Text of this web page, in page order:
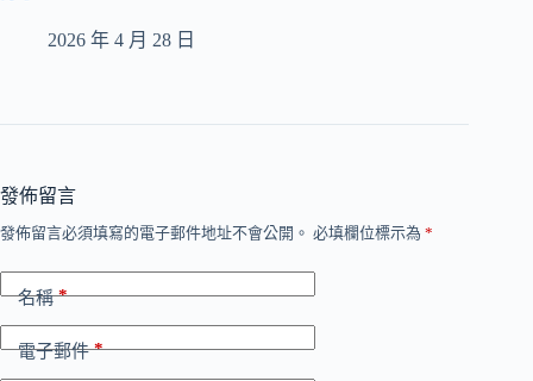
2026 年 4 月 28 日
發佈留言
發佈留言必須填寫的電子郵件地址不會公開。 必填欄位標示為 *
名稱*
電子郵件*